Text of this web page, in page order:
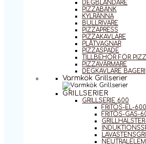
DEGBLANDARE
PIZZABÄNK
KYLRÄNNA
BULLRIVARE
PIZZAPRESS
PIZZAKAVLARE
PLÅTVAGNAR
PIZZASPADE
TILLBEHÖR FÖR
PIZZAVÄRMARE
DEGKAVLARE BAGERI
Varmkök Grillserier
GRILLSERIER
GRILLSERIE 600
FRITÖS-EL-600
FRITÖS-GAS-